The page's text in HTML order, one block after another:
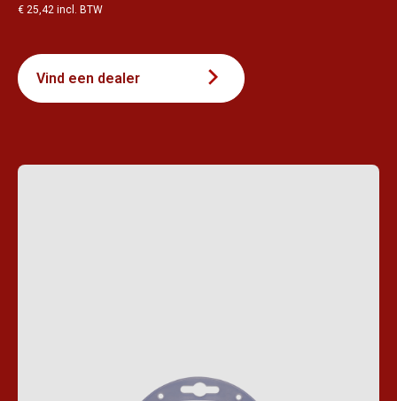
€ 25,42 incl. BTW
Vind een dealer